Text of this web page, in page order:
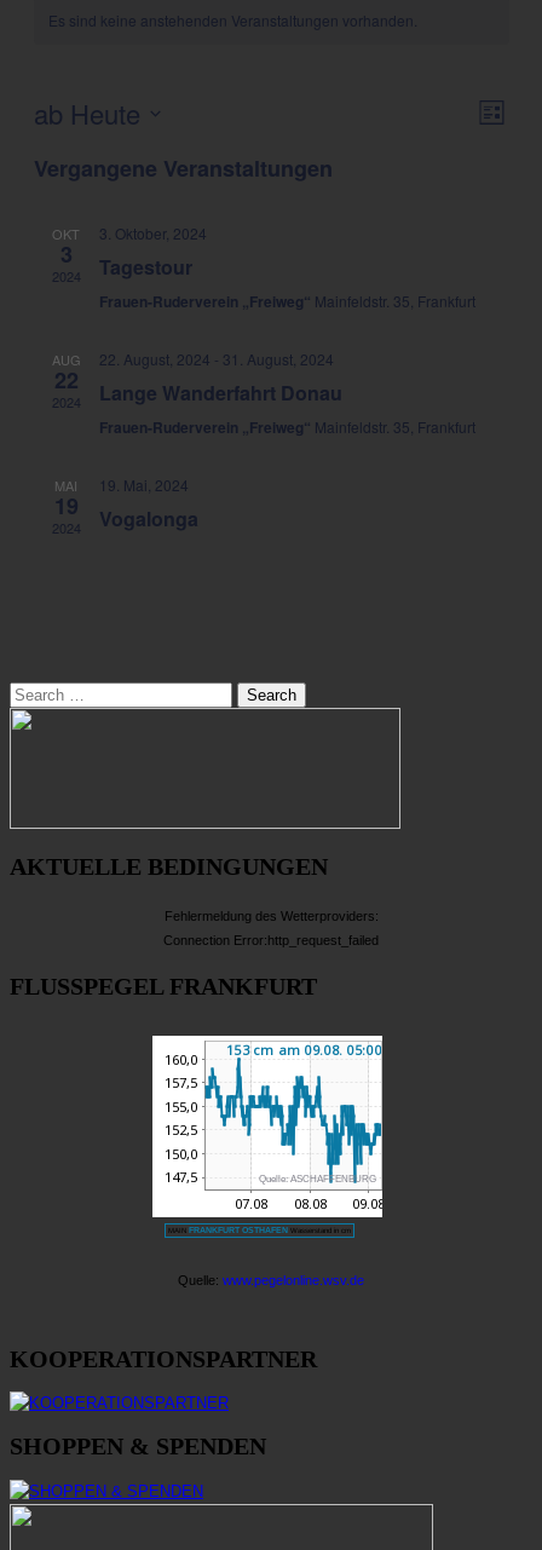
Es sind keine anstehenden Veranstaltungen vorhanden.
Liste
ab Heute
wählen.
Vergangene Veranstaltungen
OKT
3
2024
3. Oktober, 2024
Tagestour
Frauen-Ruderverein „Freiweg“ Mainfeldstr. 35, Frankfurt
AUG
22
2024
22. August, 2024 - 31. August, 2024
Lange Wanderfahrt Donau
Frauen-Ruderverein „Freiweg“ Mainfeldstr. 35, Frankfurt
MAI
19
2024
19. Mai, 2024
Vogalonga
Search
AKTUELLE BEDINGUNGEN
Fehlermeldung des Wetterproviders:
Connection Error:http_request_failed
FLUSSPEGEL FRANKFURT
KOOPERATIONSPARTNER
SHOPPEN & SPENDEN